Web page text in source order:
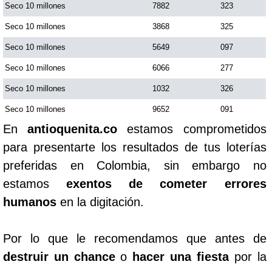
Seco 10 millones 7882 323
Seco 10 millones 3868 325
Seco 10 millones 5649 097
Seco 10 millones 6066 277
Seco 10 millones 1032 326
Seco 10 millones 9652 091
Enantioquenita.co estamos comprometidos
para presentarte los resultados de tus loterías
preferidas en Colombia, sin embargo no
estamosexentos de cometer errores
humanos en la digitación.
Por lo que le recomendamos que antes de
destruir un chanceo hacer una fiestapor la